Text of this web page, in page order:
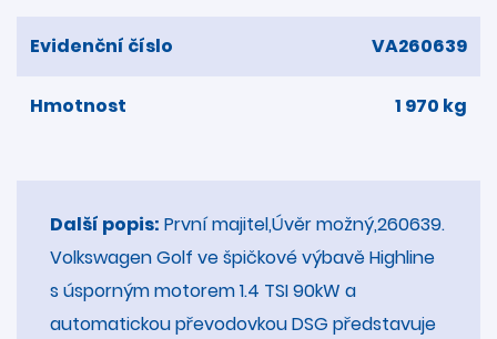
Evidenční číslo VA260639
Hmotnost 1 970 kg
Další popis: První majitel,Úvěr možný,260639.
Volkswagen Golf ve špičkové výbavě Highline
s úsporným motorem 1.4 TSI 90kW a
automatickou převodovkou DSG představuje